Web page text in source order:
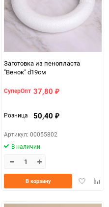
Заготовка из пенопласта
"Венок" d19см
СуперОпт 37,80 ₽
Розница 50,40 ₽
Артикул: 00055802
В наличии
Добавить
В корзину